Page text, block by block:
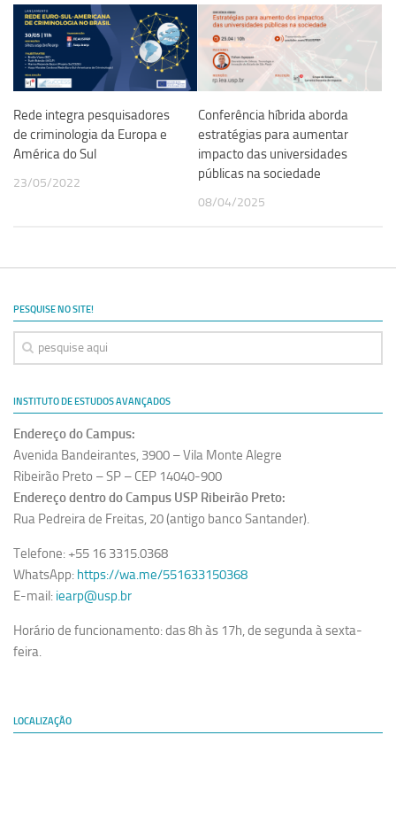
Revista Estudos Avançados
Espaço Cultural
Contato
Newsletter
Rede integra pesquisadores
de criminologia da Europa e
América do Sul
23/05/2022
Conferência híbrida aborda
estratégias para aumentar
impacto das universidades
públicas na sociedade
08/04/2025
PESQUISE NO SITE!
INSTITUTO DE ESTUDOS AVANÇADOS
Endereço do Campus:
Avenida Bandeirantes, 3900 – Vila Monte Alegre
Ribeirão Preto – SP – CEP 14040-900
Endereço dentro do Campus USP Ribeirão Preto:
Rua Pedreira de Freitas, 20 (antigo banco Santander).
Telefone: +55 16 3315.0368
WhatsApp: https://wa.me/551633150368
E-mail: iearp@usp.br
Horário de funcionamento: das 8h às 17h, de segunda à sexta-
feira.
LOCALIZAÇÃO